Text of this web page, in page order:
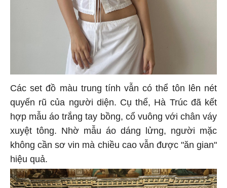
Các set đồ màu trung tính vẫn có thể tôn lên nét
quyến rũ của người diện. Cụ thể, Hà Trúc đã kết
hợp mẫu áo trắng tay bồng, cổ vuông với chân váy
xuyệt tông. Nhờ mẫu áo dáng lửng, người mặc
không cần sơ vin mà chiều cao vẫn được "ăn gian"
hiệu quả.